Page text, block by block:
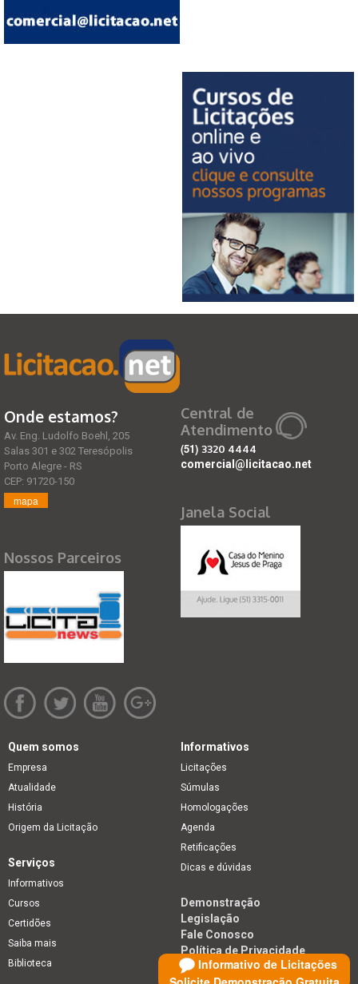
Informativo de Licitações
Onde estamos?
Av. Eng. Ludolfo Boehl, 205
Salas 301 e 302 Teresópolis
Porto Alegre - RS
CEP: 91720-150
mapa
Nossos Parceiros
Central de
Atendimento
(51) 3320 4444
comercial@licitacao.net
Janela Social
Quem somos
Empresa
Atualidade
História
Origem da Licitação
Informativos
Licitações
Súmulas
Homologações
Agenda
Retificações
Dicas e dúvidas
Serviços
Informativos
Cursos
Certidões
Saiba mais
Biblioteca
Demonstração
Legislação
Fale Conosco
Política de Privacidade